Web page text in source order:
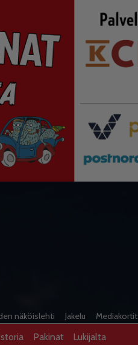
näköislehti Jakelu Mediakortit
Pakinat Lukijalta